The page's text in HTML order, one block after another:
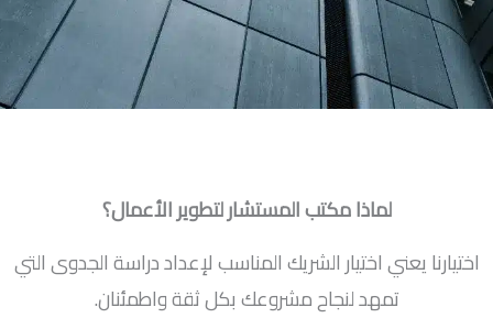
لماذا مكتب المستشار لتطوير الأعمال؟
اختيارنا يعني اختيار الشريك المناسب لإعداد دراسة الجدوى التي
تمهد لنجاح مشروعك بكل ثقة واطمئنان.